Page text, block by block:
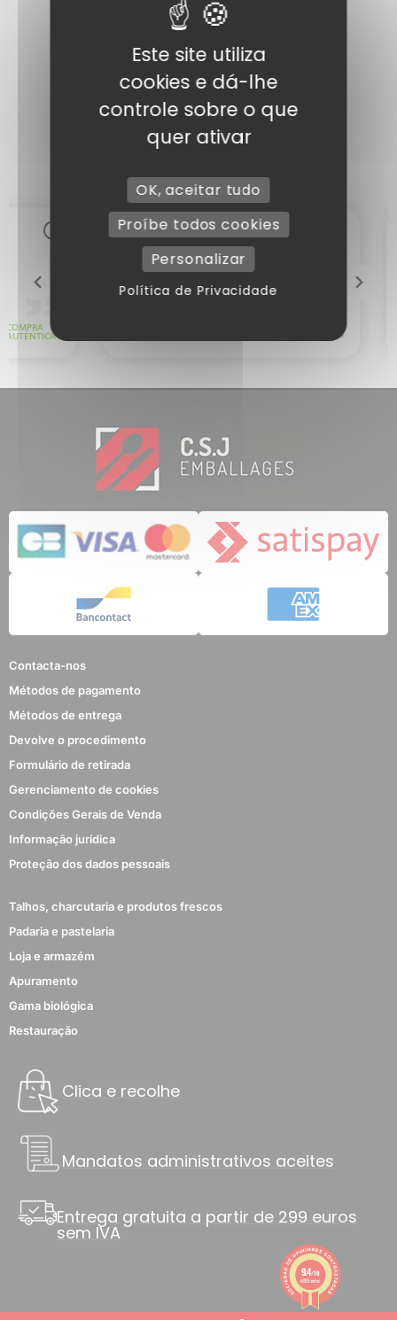
Contacta-nos
Métodos de pagamento
Métodos de entrega
Devolve o procedimento
Formulário de retirada
Gerenciamento de cookies
Condições Gerais de Venda
Informação jurídica
Proteção dos dados pessoais
Talhos, charcutaria e produtos frescos
Padaria e pastelaria
Loja e armazém
Apuramento
Gama biológica
Restauração
Clica e recolhe
Mandatos administrativos aceites
Entrega gratuita a partir de 299 euros
sem IVA
9.4/10
8835 notas
Este site utiliza
cookies e dá-lhe
controle sobre o que
quer ativar
OK, aceitar tudo
Proíbe todos cookies
Personalizar
Política de Privacidade